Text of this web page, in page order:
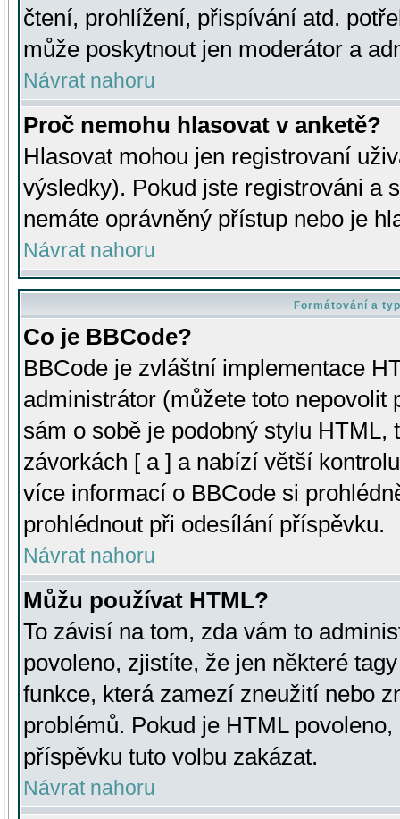
čtení, prohlížení, přispívání atd.
může poskytnout jen moderátor a
Návrat nahoru
Proč nemohu hlasovat v anketě?
Hlasovat mohou jen registrovaní
výsledky). Pokud jste registrováni a
nemáte oprávněný přístup nebo je
Návrat nahoru
Formátování a
Co je BBCode?
BBCode je zvláštní implementace
administrátor (můžete toto
sám o sobě je podobný stylu HTML,
závorkách [ a ] a nabízí větší
více informací o BBCode si
prohlédnout při odesílání příspěvku.
Návrat nahoru
Můžu používat HTML?
To závisí na tom, zda vám to
povoleno, zjistíte, že jen některé
funkce, která zamezí zneužití nebo
problémů. Pokud je HTML
příspěvku tuto volbu zakázat.
Návrat nahoru